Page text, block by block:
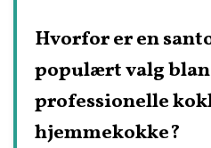
Hvorfor er en
populært valg
professionelle
hjemmekokke?